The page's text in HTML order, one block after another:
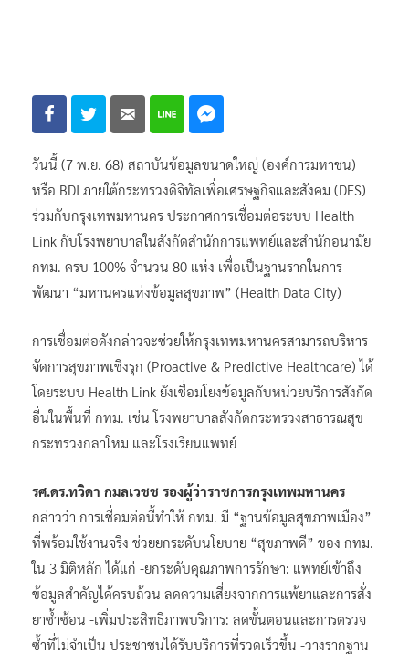
วันนี้ (7 พ.ย. 68) สถาบันข้อมูลขนาดใหญ่ (องค์การมหาชน)
หรือ BDI ภายใต้กระทรวงดิจิทัลเพื่อเศรษฐกิจและสังคม (DES)
ร่วมกับกรุงเทพมหานคร ประกาศการเชื่อมต่อระบบ Health
Link กับโรงพยาบาลในสังกัดสำนักการแพทย์และสำนักอนามัย
กทม. ครบ 100% จำนวน 80 แห่ง เพื่อเป็นฐานรากในการ
พัฒนา “มหานครแห่งข้อมูลสุขภาพ” (Health Data City)
การเชื่อมต่อดังกล่าวจะช่วยให้กรุงเทพมหานครสามารถบริหาร
จัดการสุขภาพเชิงรุก (Proactive & Predictive Healthcare) ได้
โดยระบบ Health Link ยังเชื่อมโยงข้อมูลกับหน่วยบริการสังกัด
อื่นในพื้นที่ กทม. เช่น โรงพยาบาลสังกัดกระทรวงสาธารณสุข
กระทรวงกลาโหม และโรงเรียนแพทย์
รศ.ดร.ทวิดา กมลเวชช รองผู้ว่าราชการกรุงเทพมหานคร
กล่าวว่า การเชื่อมต่อนี้ทำให้ กทม. มี “ฐานข้อมูลสุขภาพเมือง”
ที่พร้อมใช้งานจริง ช่วยยกระดับนโยบาย “สุขภาพดี” ของ กทม.
ใน 3 มิติหลัก ได้แก่ -ยกระดับคุณภาพการรักษา: แพทย์เข้าถึง
ข้อมูลสำคัญได้ครบถ้วน ลดความเสี่ยงจากการแพ้ยาและการสั่ง
ยาซ้ำซ้อน -เพิ่มประสิทธิภาพบริการ: ลดขั้นตอนและการตรวจ
ซ้ำที่ไม่จำเป็น ประชาชนได้รับบริการที่รวดเร็วขึ้น -วางรากฐาน